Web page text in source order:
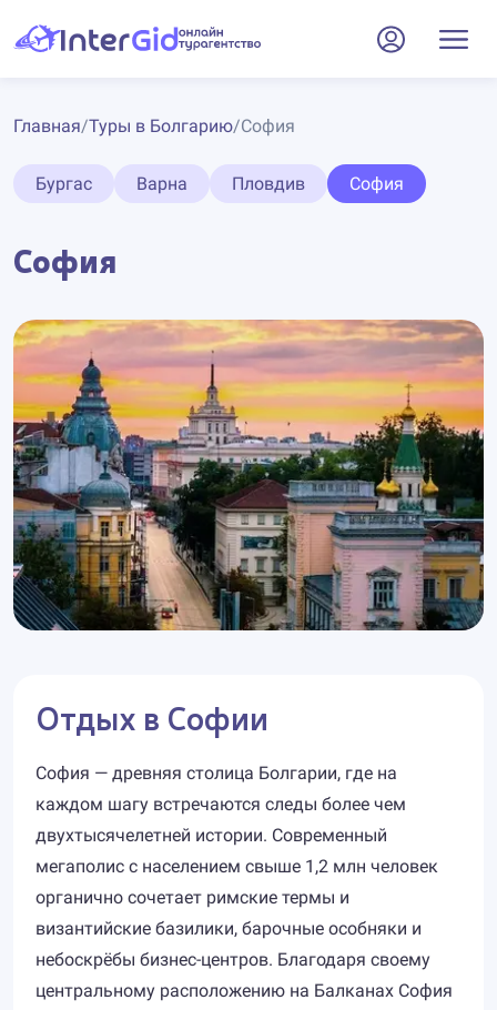
Главная/Туры в Болгарию/София
Бургас Варна Пловдив София
София
Отдых в Софии
София — древняя столица Болгарии, где на
каждом шагу встречаются следы более чем
двухтысячелетней истории. Современный
мегаполис с населением свыше 1,2 млн человек
органично сочетает римские термы и
византийские базилики, барочные особняки и
небоскрёбы бизнес-центров. Благодаря своему
центральному расположению на Балканах София